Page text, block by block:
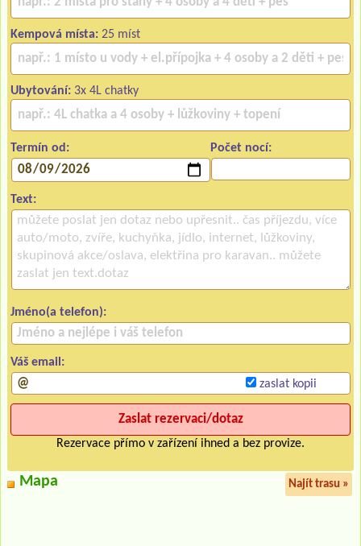
Kempová místa: 25 míst
Ubytování: 3x 4L chatky
Termín od: Počet nocí:
Text:
Jméno(a telefon):
Váš email:
zaslat kopii
Rezervace přímo v zařízení ihned a bez provize.
Mapa Najít trasu »